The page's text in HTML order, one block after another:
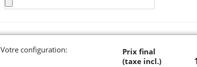
Votre configuration:
Prix final
(taxe incl.)